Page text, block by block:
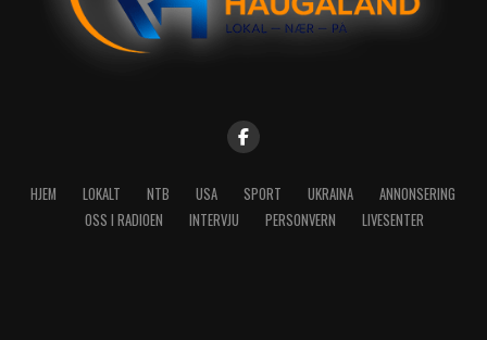
HJEM LOKALT NTB USA SPORT UKRAINA
ANNONSERING
OSS I RADIOEN
INTERVJU PERSONVERN LIVESENTER